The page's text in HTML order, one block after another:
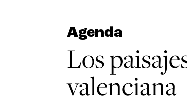
Agenda
Los
valenciana